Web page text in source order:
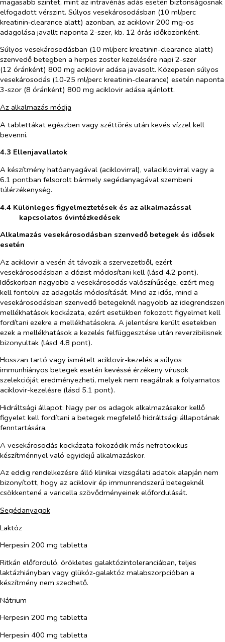
elfogadott vérszint. Súlyos vesekárosodásban (10 ml/perc
kreatinin‑clearance alatt) azonban, az aciklovir 200 mg-os
adagolása javallt naponta 2-szer, kb. 12 órás időközönként.
Súlyos vesekárosodásban (10 ml/perc kreatinin-clearance alatt)
szenvedő betegben a herpes zoster kezelésére napi 2-szer
(12 óránként) 800 mg aciklovir adása javasolt. Közepesen súlyos
vesekárosodás (10‑25 ml/perc kreatinin-clearance) esetén naponta
3-szor (8 óránként) 800 mg aciklovir adása ajánlott.
Az alkalmazás módja
A tablettákat egészben vagy széttörés után kevés vízzel kell
bevenni.
4.3 Ellenjavallatok
A készítmény hatóanyagával (aciklovirral), valaciklovirral vagy a
6.1 pontban felsorolt bármely segédanyagával szembeni
túlérzékenység.
4.4 Különleges figyelmeztetések és az alkalmazással
kapcsolatos óvintézkedések
Alkalmazás vesekárosodásban szenvedő betegek és idősek
esetén
Az aciklovir a vesén át távozik a szervezetből, ezért
vesekárosodásban a dózist módosítani kell (lásd 4.2 pont).
Időskorban nagyobb a vesekárosodás valószínűsége, ezért meg
kell fontolni az adagolás módosítását. Mind az idős, mind a
vesekárosodásban szenvedő betegeknél nagyobb az idegrendszeri
mellékhatások kockázata, ezért esetükben fokozott figyelmet kell
fordítani ezekre a mellékhatásokra. A jelentésre került esetekben
ezek a mellékhatások a kezelés felfüggesztése után reverzibilisnek
bizonyultak (lásd 4.8 pont).
Hosszan tartó vagy ismételt aciklovir-kezelés a súlyos
immunhiányos betegek esetén kevéssé érzékeny vírusok
szelekcióját eredményezheti, melyek nem reagálnak a folyamatos
aciklovir-kezelésre (lásd 5.1 pont).
Hidráltsági állapot: Nagy per os adagok alkalmazásakor kellő
figyelet kell fordítani a betegek megfelelő hidráltsági állapotának
fenntartására.
A vesekárosodás kockázata fokozódik más nefrotoxikus
készítménnyel való egyidejű alkalmazáskor.
Az eddig rendelkezésre álló klinikai vizsgálati adatok alapján nem
bizonyított, hogy az aciklovir ép immunrendszerű betegeknél
csökkentené a varicella szövődményeinek előfordulását.
Segédanyagok
Laktóz
Herpesin 200 mg tabletta
Ritkán előforduló, örökletes galaktózintoleranciában, teljes
laktázhiányban vagy glükóz‑galaktóz malabszorpcióban a
készítmény nem szedhető.
Nátrium
Herpesin 200 mg tabletta
Herpesin 400 mg tabletta